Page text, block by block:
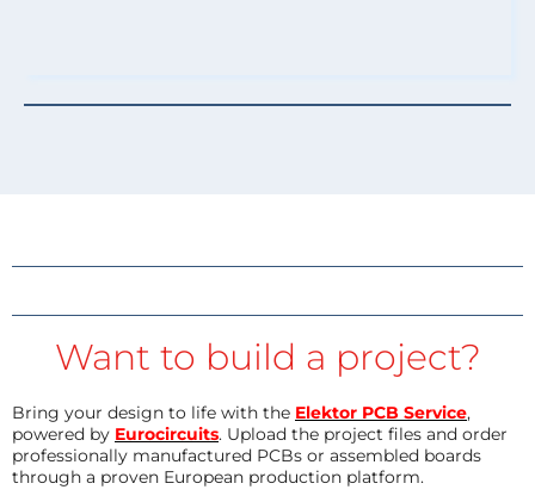
Want to build a project?
Bring your design to life with the Elektor PCB Service,
powered by Eurocircuits. Upload the project files and order
professionally manufactured PCBs or assembled boards
through a proven European production platform.